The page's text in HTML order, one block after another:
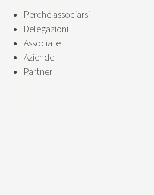
Perché associarsi
Delegazioni
Associate
Aziende
Partner